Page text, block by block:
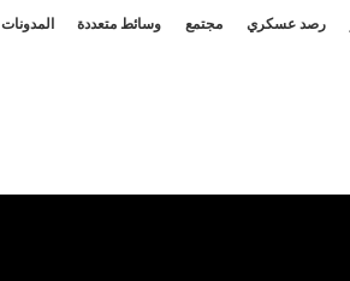
رصد عسكري مجتمع وسائط متعددة المدونات